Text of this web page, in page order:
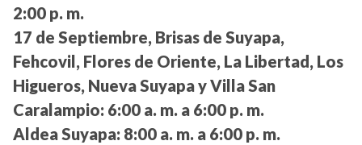
2:00 p. m.
17 de Septiembre, Brisas de Suyapa,
Fehcovil, Flores de Oriente, La Libertad, Los
Higueros, Nueva Suyapa y Villa San
Caralampio: 6:00 a. m. a 6:00 p. m.
Aldea Suyapa: 8:00 a. m. a 6:00 p. m.